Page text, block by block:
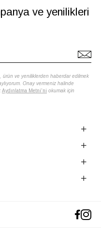
ve yenilikleri
ürün ve yeniliklerden haberdar edilmek
Onay vermeniz halinde
Aydınlatma Metni'ni okumak için